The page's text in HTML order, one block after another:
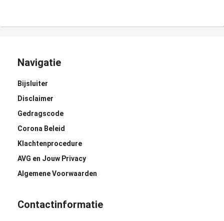
Navigatie
Bijsluiter
Disclaimer
Gedragscode
Corona Beleid
Klachtenprocedure
AVG en Jouw Privacy
Algemene Voorwaarden
Contactinformatie